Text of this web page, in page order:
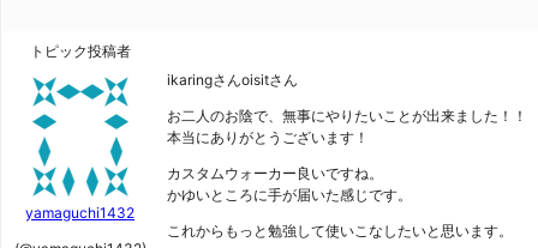
トピック投稿者
yamaguchi1432
ikaringさんoisitさん
お二人のお陰で、無事にやりたいことが出来ました！！
本当にありがとうございます！
カスタムウォーカー良いですね。
かゆいところに手が届いた感じです。
これからもっと勉強して使いこなしたいと思います。